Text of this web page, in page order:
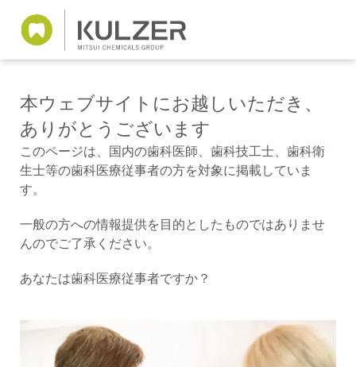
本ウェブサイトにお越しいただき、
ありがとうございます
このページは、国内の歯科医師、歯科技工士、歯科衛
生士等の歯科医療従事者の方を対象に掲載していま
す。
一般の方への情報提供を目的としたものではありませ
んのでご了承ください。
あなたは歯科医療従事者ですか？